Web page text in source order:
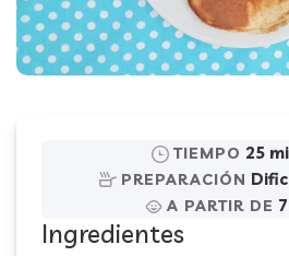
TIEMPO 25
PREPARACIÓN
A PARTIR DE
Ingredientes